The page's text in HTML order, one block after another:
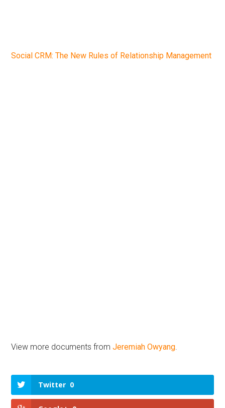
Social CRM: The New Rules of Relationship Management
View more documents fromJeremiah Owyang.
Twitter 0